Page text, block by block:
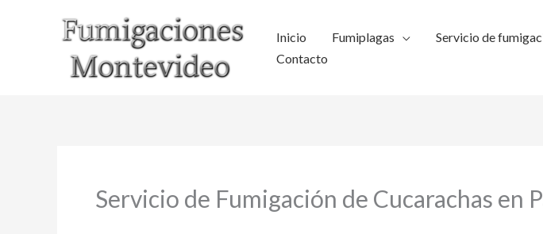
Inicio Fumiplagas Servicio de
Contacto
Servicio de Fumigación de Cucarachas en